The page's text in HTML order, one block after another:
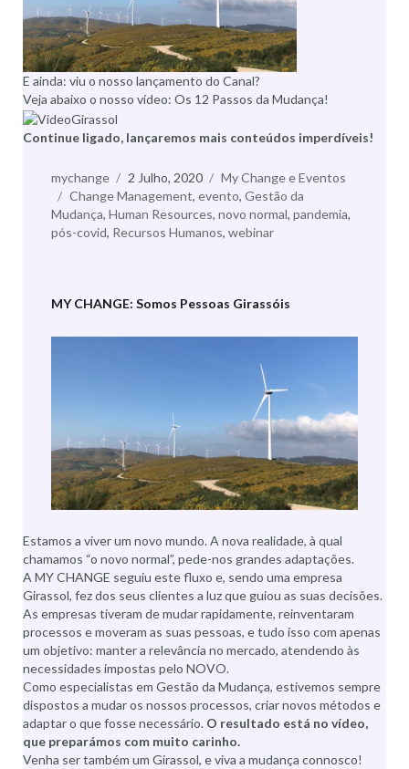
E ainda: viu o nosso lançamento do Canal?
Veja abaixo o nosso vídeo: Os 12 Passos da Mudança!
Continue ligado, lançaremos mais conteúdos imperdíveis!
Autor
mychange
Publicado
a
2 Julho, 2020 Categorias
My Change e Eventos
Etiquetas
Change Management, evento, Gestão da
Mudança, Human Resources, novo normal, pandemia,
pós-covid, Recursos Humanos, webinar
MY CHANGE: Somos Pessoas Girassóis
Estamos a viver um novo mundo. A nova realidade, à qual
chamamos “o novo normal”, pede-nos grandes adaptações.
A MY CHANGE seguiu este fluxo e, sendo uma empresa
Girassol, fez dos seus clientes a luz que guiou as suas decisões.
As empresas tiveram de mudar rapidamente, reinventaram
processos e moveram as suas pessoas, e tudo isso com apenas
um objetivo: manter a relevância no mercado, atendendo às
necessidades impostas pelo NOVO.
Como especialistas em Gestão da Mudança, estivemos sempre
dispostos a mudar os nossos processos, criar novos métodos e
adaptar o que fosse necessário. O resultado está no vídeo,
que preparámos com muito carinho.
Venha ser também um Girassol, e viva a mudança connosco!